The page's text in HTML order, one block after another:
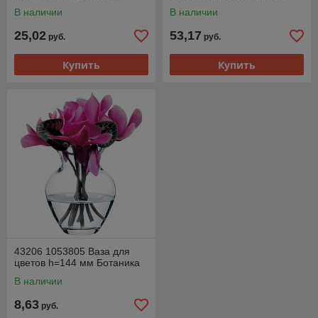
В наличии
25,02 руб.
Купить
В наличии
53,17 руб.
Купить
43206 1053805 Ваза для
цветов h=144 мм Ботаника
В наличии
8,63 руб.